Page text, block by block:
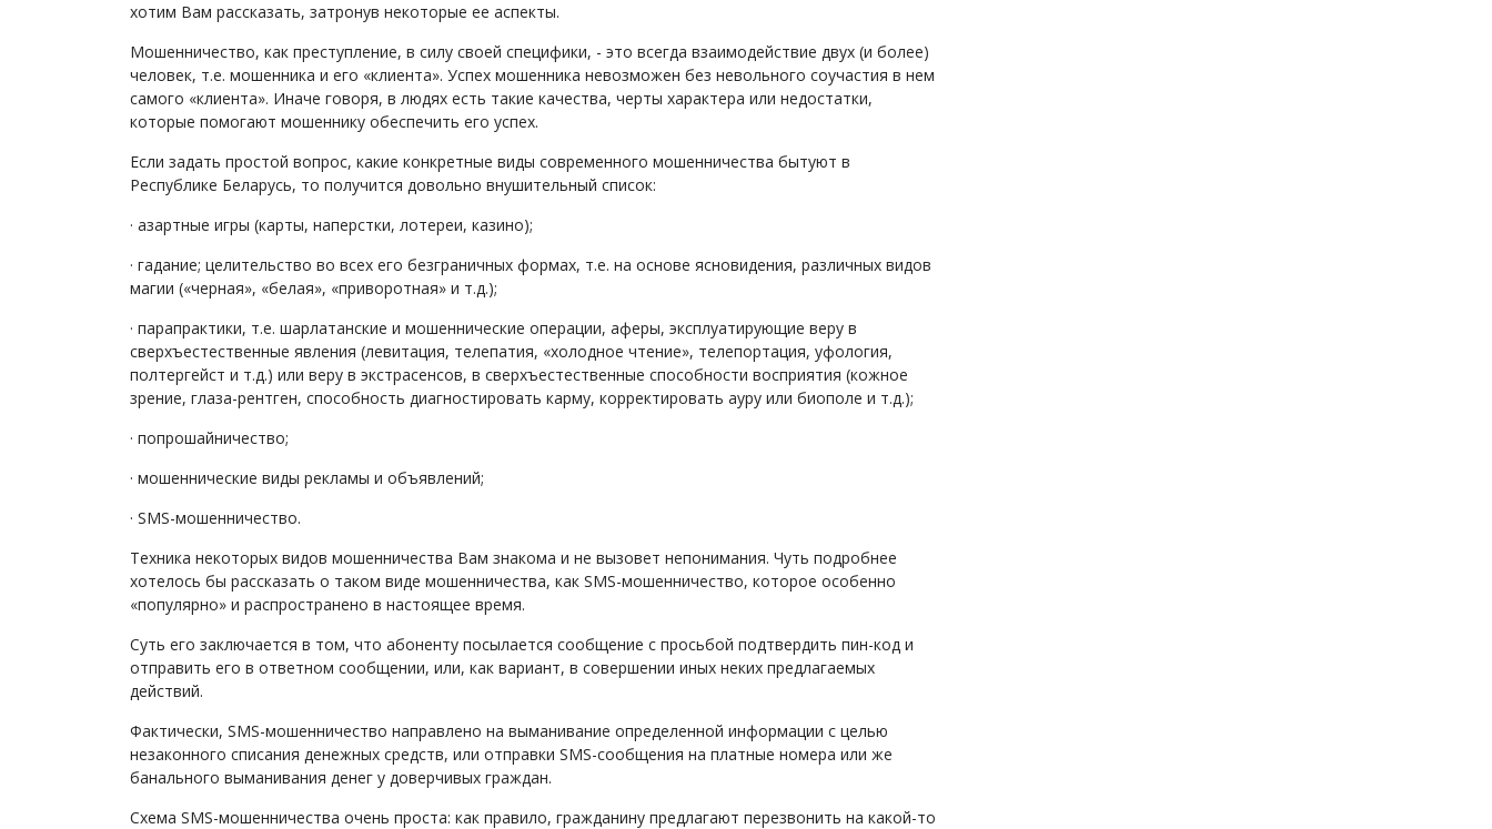
хотим Вам рассказать, затронув некоторые ее аспекты.
Мошенничество, как преступление, в силу своей специфики, - это всегда взаимодействие двух (и более)
человек, т.е. мошенника и его «клиента». Успех мошенника невозможен без невольного соучастия в нем
самого «клиента». Иначе говоря, в людях есть такие качества, черты характера или недостатки,
которые помогают мошеннику обеспечить его успех.
Если задать простой вопрос, какие конкретные виды современного мошенничества бытуют в
Республике Беларусь, то получится довольно внушительный список:
· азартные игры (карты, наперстки, лотереи, казино);
· гадание; целительство во всех его безграничных формах, т.е. на основе ясновидения, различных видов
магии («черная», «белая», «приворотная» и т.д.);
· парапрактики, т.е. шарлатанские и мошеннические операции, аферы, эксплуатирующие веру в
сверхъестественные явления (левитация, телепатия, «холодное чтение», телепортация, уфология,
полтергейст и т.д.) или веру в экстрасенсов, в сверхъестественные способности восприятия (кожное
зрение, глаза-рентген, способность диагностировать карму, корректировать ауру или биополе и т.д.);
· попрошайничество;
· мошеннические виды рекламы и объявлений;
· SMS-мошенничество.
Техника некоторых видов мошенничества Вам знакома и не вызовет непонимания. Чуть подробнее
хотелось бы рассказать о таком виде мошенничества, как SMS-мошенничество, которое особенно
«популярно» и распространено в настоящее время.
Суть его заключается в том, что абоненту посылается сообщение с просьбой подтвердить пин-код и
отправить его в ответном сообщении, или, как вариант, в совершении иных неких предлагаемых
действий.
Фактически, SMS-мошенничество направлено на выманивание определенной информации с целью
незаконного списания денежных средств, или отправки SMS-сообщения на платные номера или же
банального выманивания денег у доверчивых граждан.
Схема SMS-мошенничества очень проста: как правило, гражданину предлагают перезвонить на какой-то